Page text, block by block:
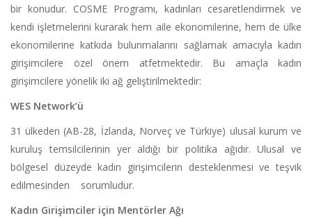
bir konudur. COSME Programı, kadınları cesaretlendirmek ve
kendi işletmelerini kurarak hem aile ekonomilerine, hem de ülke
ekonomilerine katkıda bulunmalarını sağlamak amacıyla kadın
girişimcilere özel önem atfetmektedir. Bu amaçla kadın
girişimcilere yönelik iki ağ geliştirilmektedir:
WES Network’ü
31 ülkeden (AB-28, İzlanda, Norveç ve Türkiye) ulusal kurum ve
kuruluş temsilcilerinin yer aldığı bir politika ağıdır. Ulusal ve
bölgesel düzeyde kadın girişimcilerin desteklenmesi ve teşvik
edilmesinden sorumludur.
Kadın Girişimciler için Mentörler Ağı